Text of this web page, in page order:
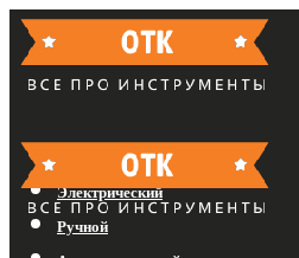
Бензиновый
Электрический
Ручной